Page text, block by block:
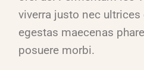
viverra justo nec
egestas maecenas
posuere morbi.